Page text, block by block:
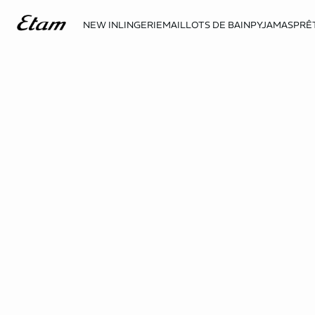
NEW INLINGERIEMAILLOTS DE BAINPYJAMAS